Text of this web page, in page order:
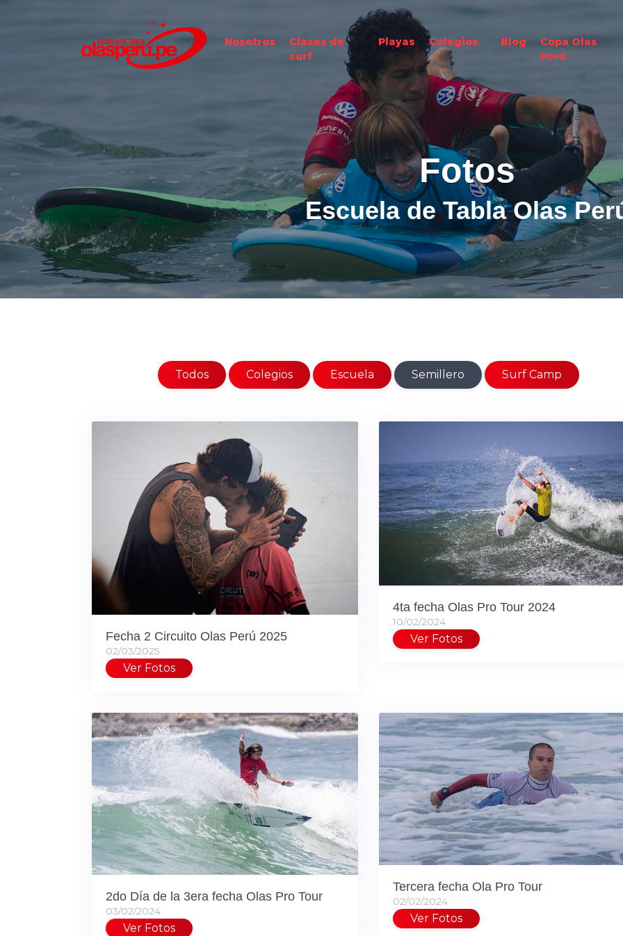
Nosotros
Clases de
surf
Playas Colegios Blog
Copa Olas
Perú
Fotos
Escuela de Tabla Olas
Todos Colegios Escuela Semillero Surf Camp
Fecha 2 Circuito Olas Perú 2025
02/03/2025
Ver Fotos
4ta fecha Olas Pro Tour 2024
10/02/2024
Ver Fotos
2do Día de la 3era fecha Olas Pro Tour
03/02/2024
Ver Fotos
Tercera fecha Ola Pro Tour
02/02/2024
Ver Fotos